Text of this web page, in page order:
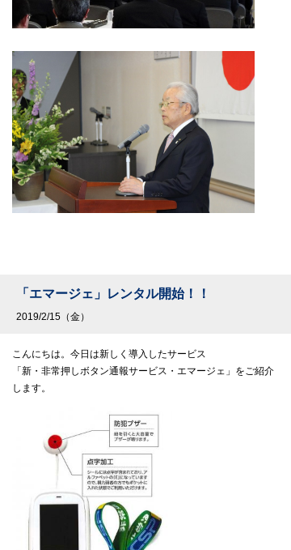
「エマージェ」レンタル開始！！
2019/2/15（金）
こんにちは。今日は新しく導入したサービス
「新・非常押しボタン通報サービス・エマージェ」をご紹介
します。